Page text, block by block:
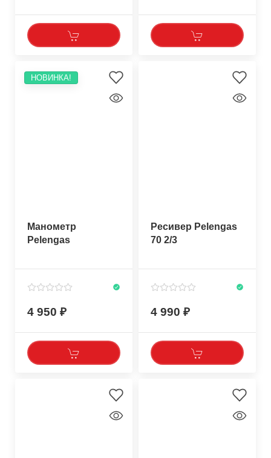
НОВИНКА!
Манометр
Pelengas
4 950
Ресивер Pelengas
70 2/3
4 990